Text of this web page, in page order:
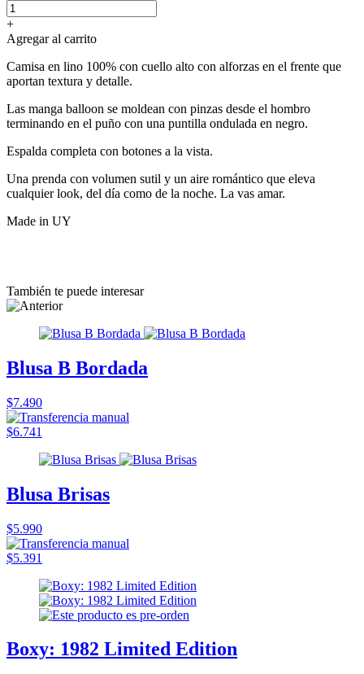
+
Agregar al carrito
Camisa en lino 100% con cuello alto con alforzas en el frente que
aportan textura y detalle.
Las manga balloon se moldean con pinzas desde el hombro
terminando en el puño con una puntilla ondulada en negro.
Espalda completa con botones a la vista.
Una prenda con volumen sutil y un aire romántico que eleva
cualquier look, del día como de la noche. La vas amar.
Made in UY
También te puede interesar
Blusa B Bordada
$7.490
$6.741
Blusa Brisas
$5.990
$5.391
Boxy: 1982 Limited Edition